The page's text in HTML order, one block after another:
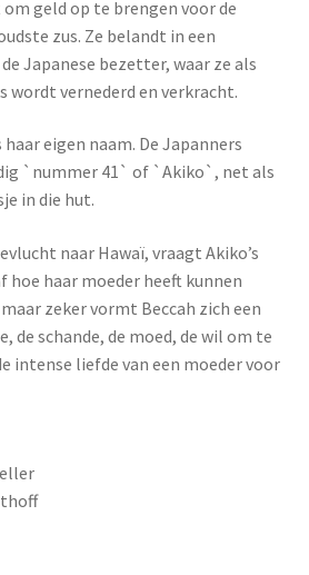
geld op te brengen voor de
zus. Ze belandt in een
Japanese bezetter, waar ze als
vernederd en verkracht.
eigen naam. De Japanners
`nummer 41` of `Akiko`, net als
in die hut.
naar Hawaï, vraagt Akiko’s
hoe haar moeder heeft kunnen
zeker vormt Beccah zich een
de schande, de moed, de wil om te
intense liefde van een moeder voor